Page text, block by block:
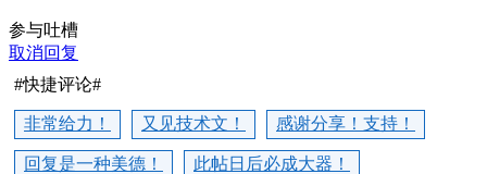
参与吐槽
取消回复
#快捷评论#
非常给力！ 又见技术文！ 感谢分享！支持！
回复是一种美德！ 此帖日后必成大器！